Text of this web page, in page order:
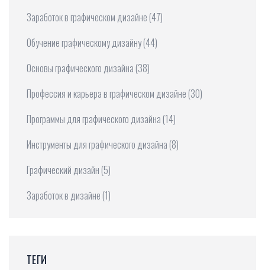
Заработок в графическом дизайне (47)
Обучение графическому дизайну(44)
Основы графического дизайна (38)
Профессия и карьера в графическом дизайне (30)
Программы для графического дизайна (14)
Инструменты для графического дизайна (8)
Графический дизайн (5)
Заработок в дизайне (1)
ТЕГИ